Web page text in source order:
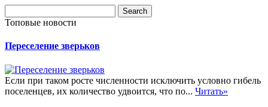
Топовые новости
Переселение зверьков
Если при таком росте численности исключить условно гибель
поселенцев, их количество удвоится, что по... Читать»